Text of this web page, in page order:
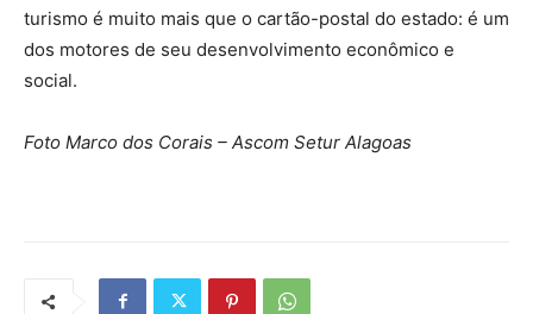
turismo é muito mais que o cartão-postal do estado: é um
dos motores de seu desenvolvimento econômico e
social.
Foto Marco dos Corais – Ascom Setur Alagoas